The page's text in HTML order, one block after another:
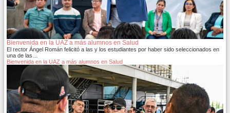
Bienvenida en la UAZ a más alumnos en Salud
El rector Ángel Román felicitó a las y los estudiantes por haber sido seleccionados en
una de las…
Bienvenida en la UAZ a más alumnos en Salud